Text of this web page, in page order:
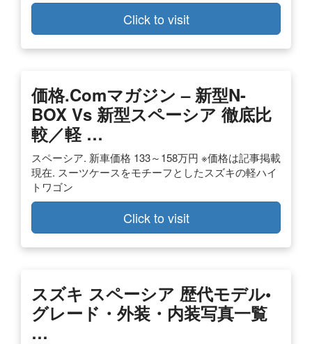
Click to visit
価格.comマガジン – 新型N-
BOX Vs 新型スペーシア 徹底比
較／軽 …
スペーシア. 新車価格 133～158万円 ※価格は記事掲載
現在. スーツケースをモチーフとしたスズキの軽ハイ
トワゴン
Click to visit
スズキ スペーシア 歴代モデル•
グレード・外装・内装写真一覧
…